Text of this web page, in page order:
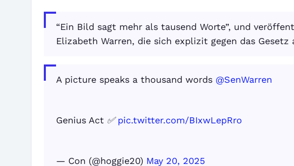
“Ein Bild sagt mehr als tausend Worte”, und
Elizabeth Warren, die sich explizit gegen das Gesetz
A picture speaks a thousand words @SenWarren
Genius Act ✅pic.twitter.com/BIxwLepRro
— Con (@hoggie20) May 20, 2025